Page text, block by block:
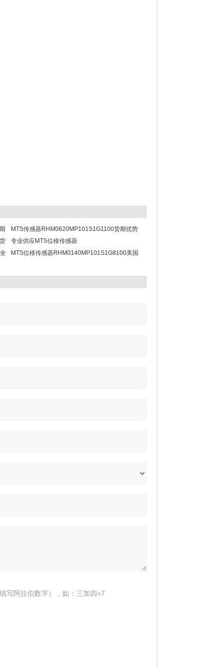
MTS传感器RHM0620MP101S1G1100货期优势
专业供应MTS位移传感器
RHM0885MP101S1G6100
MTS位移传感器RHM0140MP101S1G8100美国
写阿拉伯数字），如：三加四=7